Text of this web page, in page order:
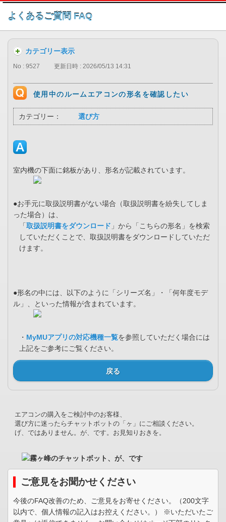
このページの本文へ
よくあるご質問 FAQ
カテゴリー表示
No : 9527 更新日時 : 2026/05/13 14:31
使用中のルームエアコンの形名を確認したい
カテゴリー： 選び方
室内機の下面に銘板があり、形名が記載されています。
●お手元に取扱説明書がない場合（取扱説明書を紛失してしま
った場合）は、
「 取扱説明書をダウンロード 」から「こちらの形名」を検索
していただくことで、取扱説明書をダウンロードしていただ
けます。
●形名の中には、以下のように「シリーズ名」・「何年度モデ
ル」、といった情報が含まれています。
・ MyMUアプリの対応機種一覧を参照していただく場合には
上記をご参考にご覧ください。
戻る
エアコンの購入をご検討中のお客様、
選び方に迷ったらチャットボットの「ヶ」にご相談ください。
げ、ではありません。が、です。お見知りおきを。
ご意見をお聞かせください
今後のFAQ改善のため、ご意見をお寄せください。（200文字
以内で、個人情報の記入はお控えください。） ※いただいたご